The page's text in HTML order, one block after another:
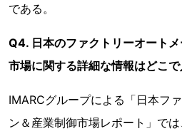
である。
Q4. 日本のファクトリーオート
市場に関する詳細な情報はどこ
IMARCグループによる「日本フ
ン＆産業制御市場レポート」で